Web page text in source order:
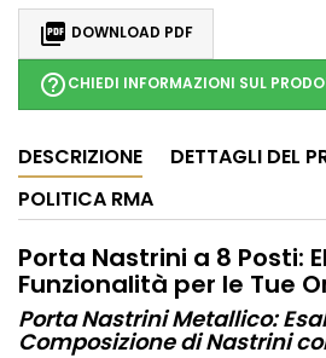
 DOWNLOAD PDF
help_outlineCHIEDI INFORMAZIONI SUL
DESCRIZIONE
DETTAGLI DEL
POLITICA RMA
Porta Nastrini a 8 Posti:
Funzionalità per le Tue
Porta Nastrini Metallico:
Composizione di Nastrini